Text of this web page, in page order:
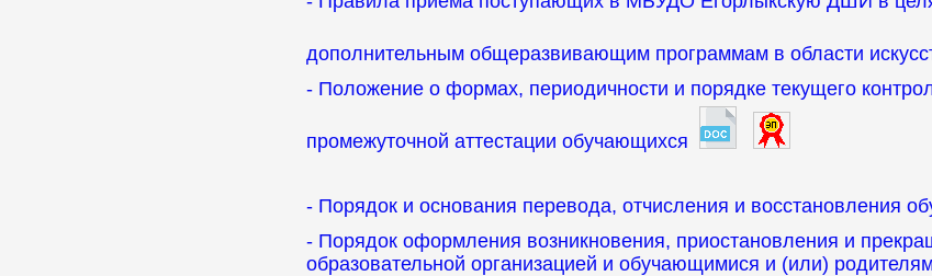
дополнительным общеразвивающим программам в области
- Положение о формах, периодичности и порядке текущего
промежуточной аттестации обучающихся
- Порядок и основания перевода, отчисления и восстановления
- Порядок оформления возникновения, приостановления и
образовательной организацией и обучающимися и (или)